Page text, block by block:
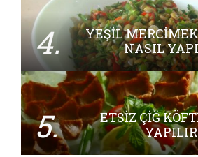
4.
YEŞIL
NASIL
5.
ETSIZ ÇIĞ